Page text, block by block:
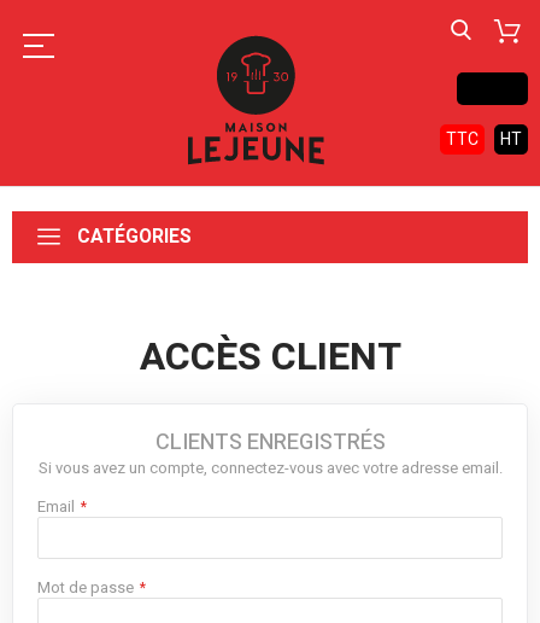
TTC HT
CATÉGORIES
ACCÈS CLIENT
CLIENTS ENREGISTRÉS
Si vous avez un compte, connectez-vous avec votre adresse email.
Email
Mot de passe